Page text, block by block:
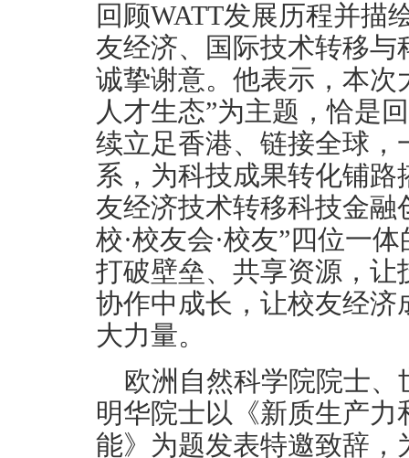
回顾WATT发展历程并描
友经济、国际技术转移
诚挚谢意。他表示，本次
人才生态”为主题，恰是
续立足香港、链接全球
系，为科技成果转化铺
友经济技术转移科技金融
校·校友会·校友”四位一
打破壁垒、共享资源，
协作中成长，让校友经
大力量。
欧洲自然科学院院士
明华院士以《新质生产
能》为题发表特邀致辞，